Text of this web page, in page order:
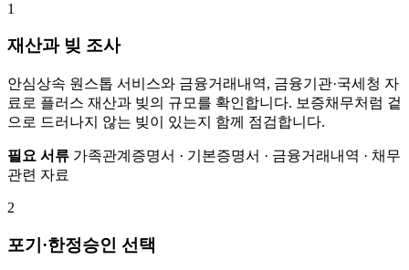
1
재산과 빚 조사
안심상속 원스톱 서비스와 금융거래내역, 금융기관·국세청 자
료로 플러스 재산과 빚의 규모를 확인합니다. 보증채무처럼 겉
으로 드러나지 않는 빚이 있는지 함께 점검합니다.
필요 서류 가족관계증명서 · 기본증명서 · 금융거래내역 · 채무
관련 자료
2
포기·한정승인 선택